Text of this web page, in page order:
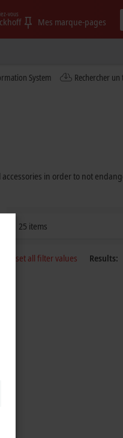
vous
Mes marque-pages
System Rechercher
in order to not
25 items
Reset all filter values Results: